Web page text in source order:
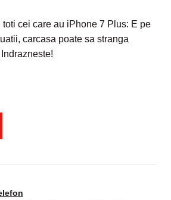
cei care au iPhone 7 Plus: E pe
carcasa poate sa stranga
Indrazneste!